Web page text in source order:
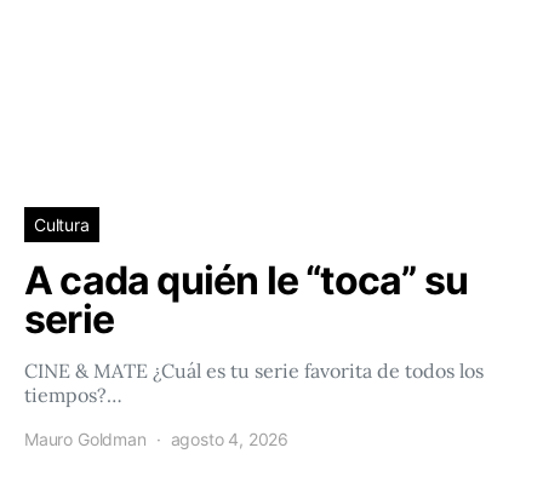
Cultura
A cada quién le “toca” su
serie
CINE & MATE ¿Cuál es tu serie favorita de todos los
tiempos?…
Mauro Goldman agosto 4, 2026